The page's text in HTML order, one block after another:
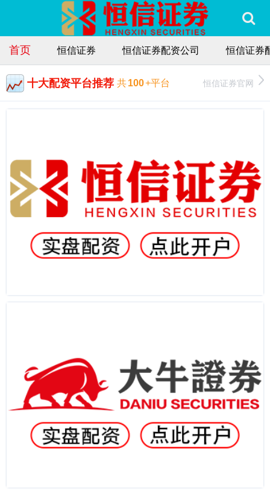
首页 恒信证券 恒信证券配资公司 恒信证券
十大配资平台推荐 共100+平台 恒信证券官网